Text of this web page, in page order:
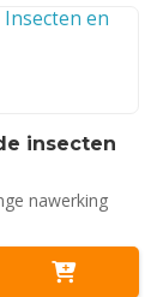
insecten
nawerking